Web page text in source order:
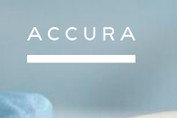
Gå
indhold